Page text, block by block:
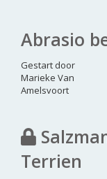
Abrasio
Gestart door
Marieke Van
Amelsvoort
Terrien